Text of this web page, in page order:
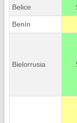
Belice
Benín
Bielorrusia